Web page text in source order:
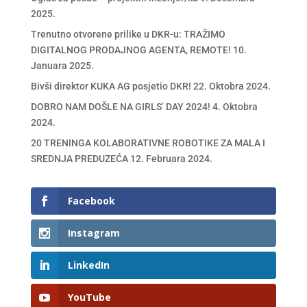
2025.
Trenutno otvorene prilike u DKR-u: TRAŽIMO
DIGITALNOG PRODAJNOG AGENTA, REMOTE! 10.
Januara 2025.
Bivši direktor KUKA AG posjetio DKR! 22. Oktobra 2024.
DOBRO NAM DOŠLE NA GIRLS’ DAY 2024! 4. Oktobra
2024.
20 TRENINGA KOLABORATIVNE ROBOTIKE ZA MALA I
SREDNJA PREDUZEĆA 12. Februara 2024.
Facebook
Instagram
LinkedIn
YouTube